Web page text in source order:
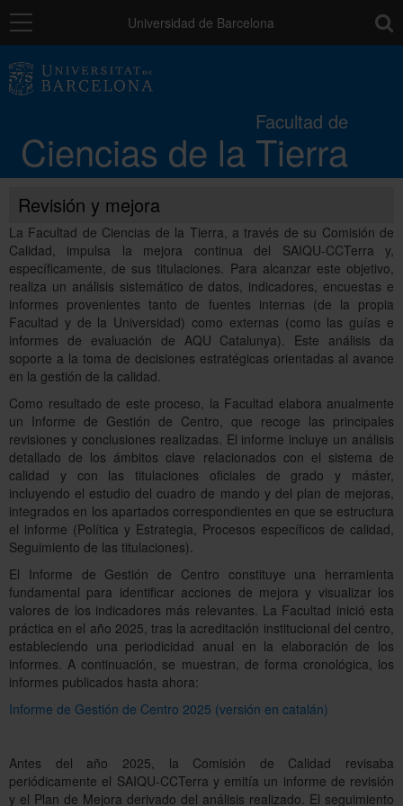
Navegación Universidad de Barcelona
Facultad de
Ciencias de la Tierra
Estudios
Calidad
Movilidad
Servicios
Directorio
Català
English
Revisión y mejora
La Facultad de Ciencias de la Tierra, a través de su Comisión de
Calidad, impulsa la mejora continua del SAIQU-CCTerra y,
específicamente, de sus titulaciones. Para alcanzar este objetivo,
realiza un análisis sistemático de datos, indicadores, encuestas e
informes provenientes tanto de fuentes internas (de la propia
Facultad y de la Universidad) como externas (como las guías e
informes de evaluación de AQU Catalunya). Este análisis da
soporte a la toma de decisiones estratégicas orientadas al avance
en la gestión de la calidad.
Como resultado de este proceso, la Facultad elabora anualmente
un Informe de Gestión de Centro, que recoge las principales
revisiones y conclusiones realizadas. El informe incluye un análisis
detallado de los ámbitos clave relacionados con el sistema de
calidad y con las titulaciones oficiales de grado y máster,
incluyendo el estudio del cuadro de mando y del plan de mejoras,
integrados en los apartados correspondientes en que se estructura
el informe (Política y Estrategia, Procesos específicos de calidad,
Seguimiento de las titulaciones).
El Informe de Gestión de Centro constituye una herramienta
fundamental para identificar acciones de mejora y visualizar los
valores de los indicadores más relevantes. La Facultad inició esta
práctica en el año 2025, tras la acreditación institucional del centro,
estableciendo una periodicidad anual en la elaboración de los
informes. A continuación, se muestran, de forma cronológica, los
informes publicados hasta ahora:
Informe de Gestión de Centro 2025 (versión en catalán)
Antes del año 2025, la Comisión de Calidad revisaba
periódicamente el SAIQU-CCTerra y emitía un informe de revisión
y el Plan de Mejora derivado del análisis realizado. El seguimiento